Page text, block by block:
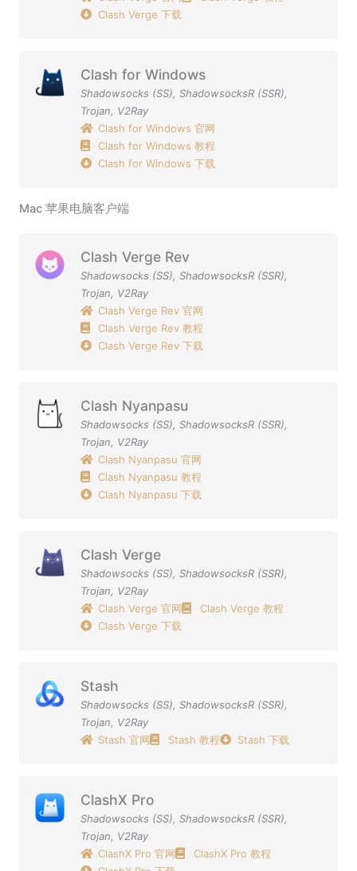
Clash Verge 下载
Clash for Windows
Shadowsocks (SS), ShadowsocksR (SSR),
Trojan, V2Ray
Clash for Windows 官网
Clash for Windows 教程
Clash for Windows 下载
Mac 苹果电脑客户端
Clash Verge Rev
Shadowsocks (SS), ShadowsocksR (SSR),
Trojan, V2Ray
Clash Verge Rev 官网
Clash Verge Rev 教程
Clash Verge Rev 下载
Clash Nyanpasu
Shadowsocks (SS), ShadowsocksR (SSR),
Trojan, V2Ray
Clash Nyanpasu 官网
Clash Nyanpasu 教程
Clash Nyanpasu 下载
Clash Verge
Shadowsocks (SS), ShadowsocksR (SSR),
Trojan, V2Ray
Clash Verge 官网
Clash Verge 教程
Clash Verge 下载
Stash
Shadowsocks (SS), ShadowsocksR (SSR),
Trojan, V2Ray
Stash 官网
Stash 教程 Stash 下载
ClashX Pro
Shadowsocks (SS), ShadowsocksR (SSR),
Trojan, V2Ray
ClashX Pro 官网
ClashX Pro 教程